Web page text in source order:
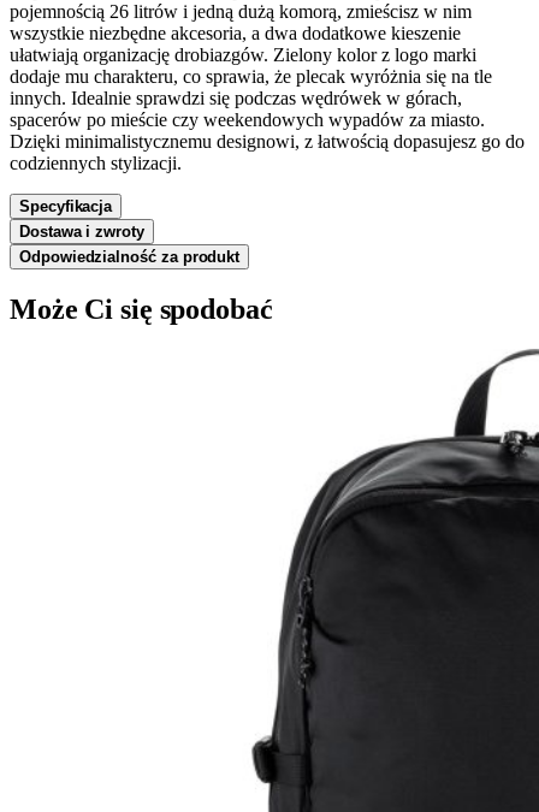
pojemnością 26 litrów i jedną dużą komorą, zmieścisz w nim
wszystkie niezbędne akcesoria, a dwa dodatkowe kieszenie
ułatwiają organizację drobiazgów. Zielony kolor z logo marki
dodaje mu charakteru, co sprawia, że plecak wyróżnia się na tle
innych. Idealnie sprawdzi się podczas wędrówek w górach,
spacerów po mieście czy weekendowych wypadów za miasto.
Dzięki minimalistycznemu designowi, z łatwością dopasujesz go do
codziennych stylizacji.
Specyfikacja
Dostawa i zwroty
Odpowiedzialność za produkt
Może Ci się spodobać